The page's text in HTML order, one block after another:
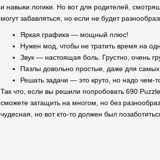
и навыки логики. Но вот для родителей,
могут забавляться, но если не будет
Яркая графика — мощный плюс!
Нужен мод, чтобы не тратить время на
Звук — настоящая боль. Грустно, очень
Пазлы довольно простые, даже для самых
Решать задачи — это круто, но надо чем-
Так что, если вы решили попробовать 690
сможете затащить на многом, но без
чудесная, но вот кто-то должен был